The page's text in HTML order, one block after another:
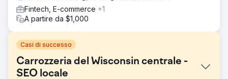
Fintech, E-commerce +1
A partire da $1,000
Casi di successo
Carrozzeria del Wisconsin centrale -
SEO locale